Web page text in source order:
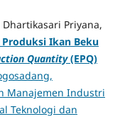
Priyana,
Produksi Ikan Beku
Quantity(EPQ)
Manajemen Industri
Teknologi dan